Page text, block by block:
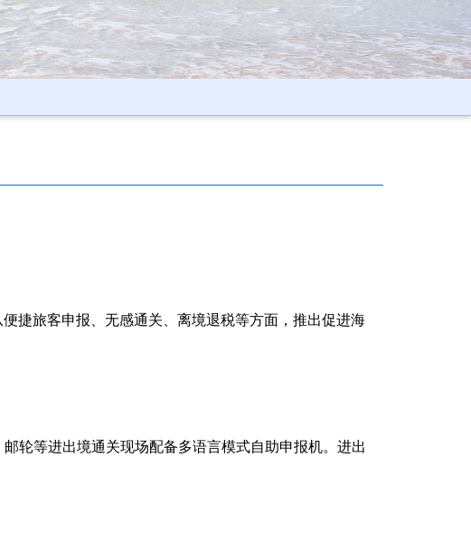
捷旅客申报、无感通关、离境退税等方面，推出促进海
轮等进出境通关现场配备多语言模式自助申报机。进出